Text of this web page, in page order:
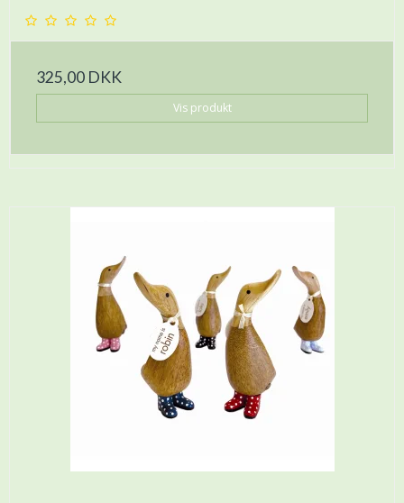
325,00 DKK
Vis produkt